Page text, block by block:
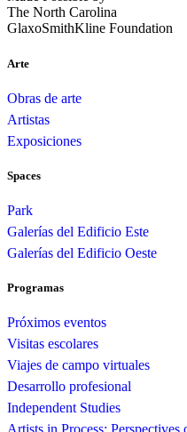
The North Carolina
GlaxoSmithKline Foundation
Arte
Obras de arte
Artistas
Exposiciones
Spaces
Park
Galerías del Edificio Este
Galerías del Edificio Oeste
Programas
Próximos eventos
Visitas escolares
Viajes de campo virtuales
Desarrollo profesional
Independent Studies